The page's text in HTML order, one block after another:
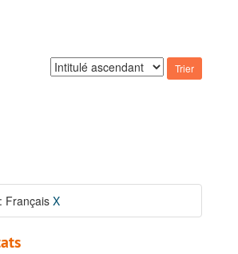
Trier
par:
FrançaisX